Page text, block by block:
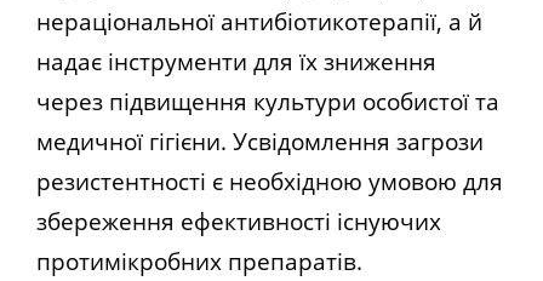
нераціональної антибіотикотерапії, а й
надає інструменти для їх зниження
через підвищення культури особистої та
медичної гігієни. Усвідомлення загрози
резистентності є необхідною умовою для
збереження ефективності існуючих
протимікробних препаратів.